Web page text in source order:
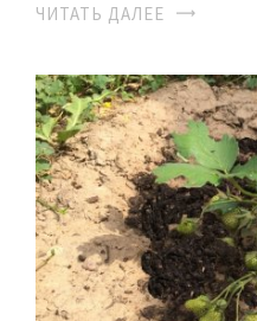
ЧИТАТЬ ДАЛЕЕ